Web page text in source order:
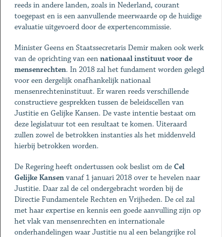
reeds in andere landen, zoals in Nederland, courant
toegepast en is een aanvullende meerwaarde op de huidige
evaluatie uitgevoerd door de expertencommissie.
Minister Geens en Staatssecretaris Demir maken ook werk
van de oprichting van een nationaal instituut voor de
mensenrechten. In 2018 zal het fundament worden gelegd
voor een dergelijk onafhankelijk nationaal
mensenrechteninstituut. Er waren reeds verschillende
constructieve gesprekken tussen de beleidscellen van
Justitie en Gelijke Kansen. De vaste intentie bestaat om
deze legislatuur tot een resultaat te komen. Uiteraard
zullen zowel de betrokken instanties als het middenveld
hierbij betrokken worden.
De Regering heeft ondertussen ook beslist om de Cel
Gelijke Kansenvanaf 1 januari 2018 over te hevelen naar
Justitie. Daar zal de cel ondergebracht worden bij de
Directie Fundamentele Rechten en Vrijheden. De cel zal
met haar expertise en kennis een goede aanvulling zijn op
het vlak van mensenrechten en internationale
onderhandelingen waar Justitie nu al een belangrijke rol